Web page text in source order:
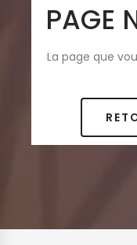
PAGE
La page que